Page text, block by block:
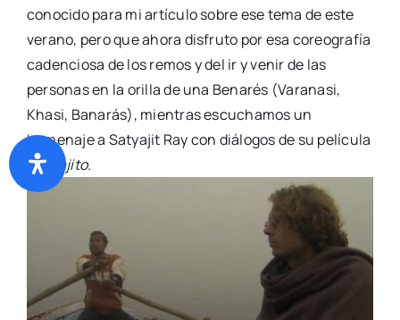
conocido para mi artículo sobre ese tema de este
verano, pero que ahora disfruto por esa coreografía
cadenciosa de los remos y del ir y venir de las
personas en la orilla de una Benarés (Varanasi,
Khasi, Banarás), mientras escuchamos un
homenaje a Satyajit Ray con diálogos de su película
Aparajito.